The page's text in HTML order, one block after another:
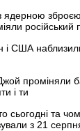
російський
і США
проміняли
і ти
сьогодні та
з 21